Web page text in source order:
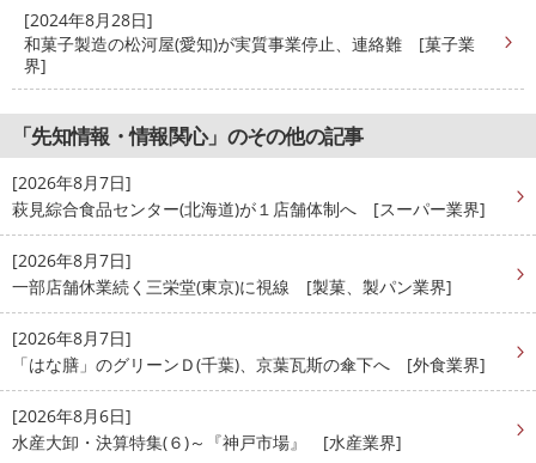
[2024年8月28日]
和菓子製造の松河屋(愛知)が実質事業停止、連絡難 [菓子業
界]
「先知情報・情報関心」のその他の記事
[2026年8月7日]
萩見綜合食品センター(北海道)が１店舗体制へ [スーパー業界]
[2026年8月7日]
一部店舗休業続く三栄堂(東京)に視線 [製菓、製パン業界]
[2026年8月7日]
「はな膳」のグリーンＤ(千葉)、京葉瓦斯の傘下へ [外食業界]
[2026年8月6日]
水産大卸・決算特集(６)～『神戸市場』 [水産業界]